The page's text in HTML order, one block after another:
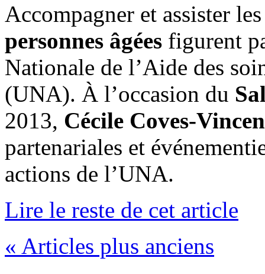
Accompagner et assister les
personnes âgées figurent
Nationale de l’Aide des
(UNA). À l’occasion du
2013, Cécile Coves-
partenariales et
actions de l’UNA.
Lire le reste de cet article
« Articles plus anciens